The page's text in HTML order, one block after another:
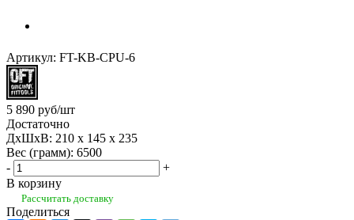
Артикул: FT-KB-CPU-6
5 890 руб/шт
Достаточно
ДхШхВ: 210 x 145 x 235
Вес (грамм): 6500
-
+
В корзину
Рассчитать доставку
Поделиться